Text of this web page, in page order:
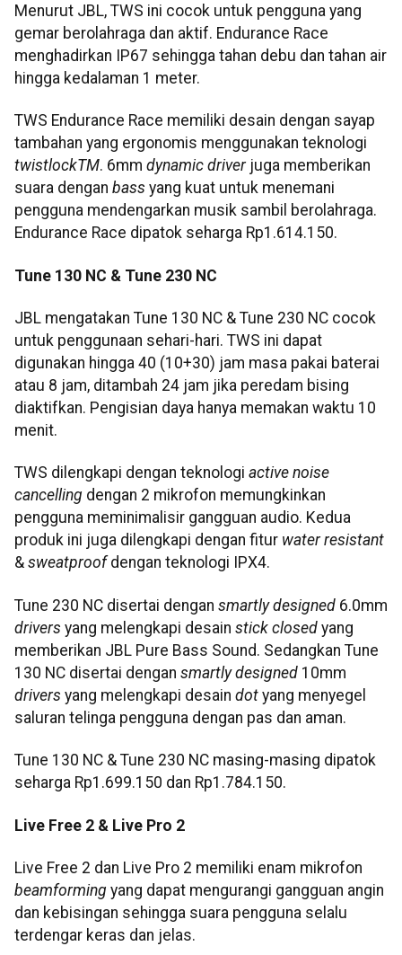
Menurut JBL, TWS ini cocok untuk pengguna yang
gemar berolahraga dan aktif. Endurance Race
menghadirkan IP67 sehingga tahan debu dan tahan air
hingga kedalaman 1 meter.
TWS Endurance Race memiliki desain dengan sayap
tambahan yang ergonomis menggunakan teknologi
twistlockTM. 6mm dynamic driver juga memberikan
suara dengan bass yang kuat untuk menemani
pengguna mendengarkan musik sambil berolahraga.
Endurance Race dipatok seharga Rp1.614.150.
Tune 130 NC & Tune 230 NC
JBL mengatakan Tune 130 NC & Tune 230 NC cocok
untuk penggunaan sehari-hari. TWS ini dapat
digunakan hingga 40 (10+30) jam masa pakai baterai
atau 8 jam, ditambah 24 jam jika peredam bising
diaktifkan. Pengisian daya hanya memakan waktu 10
menit.
TWS dilengkapi dengan teknologi active noise
cancelling dengan 2 mikrofon memungkinkan
pengguna meminimalisir gangguan audio. Kedua
produk ini juga dilengkapi dengan fitur water resistant
& sweatproof dengan teknologi IPX4.
Tune 230 NC disertai dengan smartly designed 6.0mm
drivers yang melengkapi desain stick closed yang
memberikan JBL Pure Bass Sound. Sedangkan Tune
130 NC disertai dengan smartly designed 10mm
drivers yang melengkapi desain dot yang menyegel
saluran telinga pengguna dengan pas dan aman.
Tune 130 NC & Tune 230 NC masing-masing dipatok
seharga Rp1.699.150 dan Rp1.784.150.
Live Free 2 & Live Pro 2
Live Free 2 dan Live Pro 2 memiliki enam mikrofon
beamforming yang dapat mengurangi gangguan angin
dan kebisingan sehingga suara pengguna selalu
terdengar keras dan jelas.